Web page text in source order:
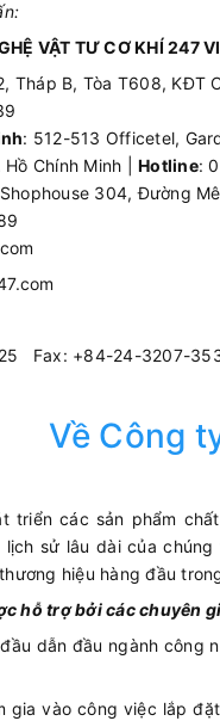
VẬT TƯ CƠ KHÍ 247
Tháp B, Tòa T608, KĐT
: 512-513 Officetel,
Chính Minh | Hotline:
304, Đường
Fax: +84-24-3207-
Về Công
triển các sản phẩm
sử lâu dài của
hiệu hàng đầu
hỗ trợ bởi các chuyên
đầu dẫn đầu ngành
gia vào công việc lắp